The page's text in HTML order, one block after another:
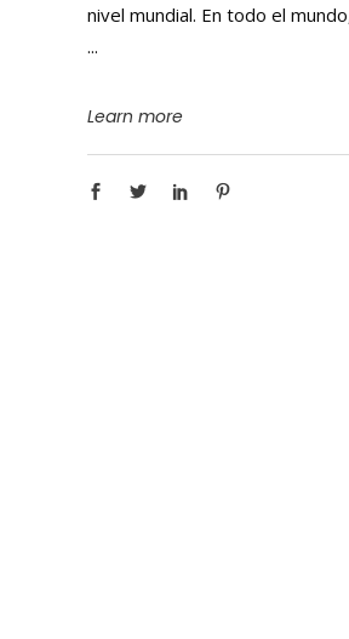
nivel mundial. En todo el
Learn more